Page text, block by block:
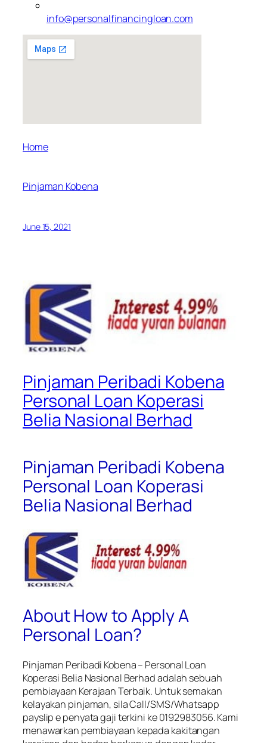
info@personalfinancingloan.com
Home
Pinjaman Kobena
June 15, 2021
Pinjaman Peribadi Kobena
Personal Loan Koperasi
Belia Nasional Berhad
Pinjaman Peribadi Kobena
Personal Loan Koperasi
Belia Nasional Berhad
About How to Apply A
Personal Loan?
Pinjaman Peribadi Kobena – Personal Loan
Koperasi Belia Nasional Berhadadalah sebuah
pembiayaan Kerajaan Terbaik. Untuk semakan
kelayakan pinjaman, sila Call/SMS/Whatsapp
payslip e penyata gaji terkini ke 0192983056. Kami
menawarkan pembiayaan kepada kakitangan